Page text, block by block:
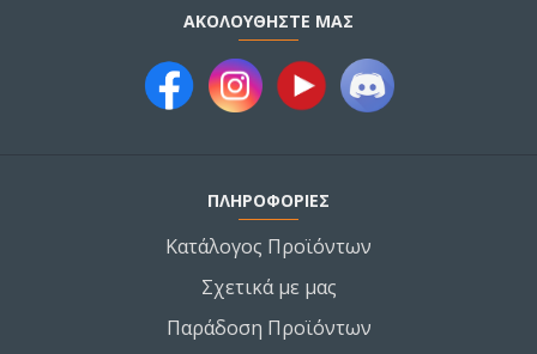
ΑΚΟΛΟΥΘΉΣΤΕ ΜΑΣ
ΠΛΗΡΟΦΟΡΙΕΣ
Κατάλογος Προϊόντων
Σχετικά με μας
Παράδοση Προϊόντων